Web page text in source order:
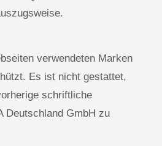
verwendeten Marken
Es ist nicht gestattet,
schriftliche
Deutschland GmbH zu